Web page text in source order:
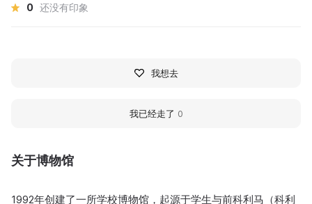
关于博物馆
1992年创建了一所学校博物馆，起源于学生与前科利马（科利
0 还没有印象
我想去
我已经走了 0